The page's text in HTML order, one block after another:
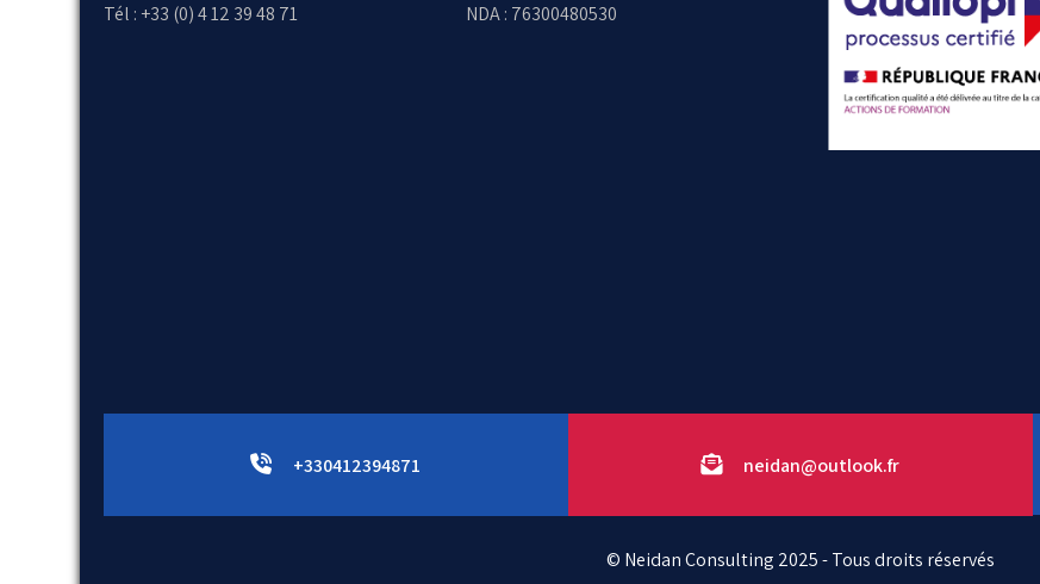
Tél : +33 (0) 4 12 39 48 71
NDA : 76300480530
+330412394871 neidan@outlook.fr
© Neidan Consulting 2025 - Tous droits réservés